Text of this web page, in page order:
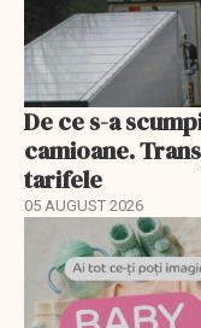
De ce s-a
camioane.
tarifele
05 AUGUST 2026